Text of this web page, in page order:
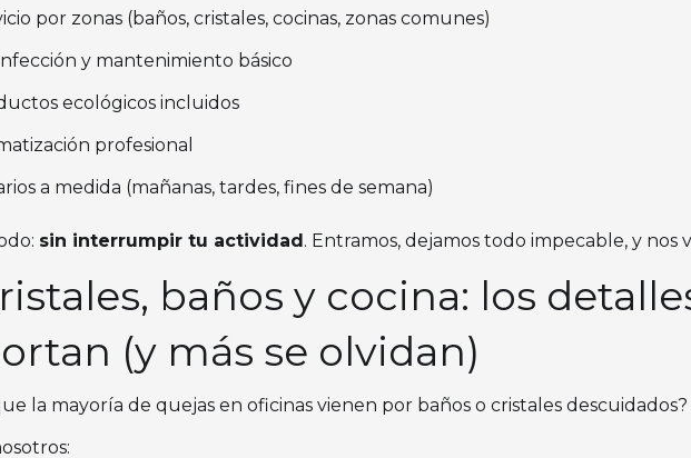
por zonas (baños, cristales, cocinas, zonas comunes)
y mantenimiento básico
ecológicos incluidos
profesional
a medida (mañanas, tardes, fines de semana)
sin interrumpir tu actividad. Entramos, dejamos todo impecable, y nos
baños y cocina: los
(y más se olvidan)
la mayoría de quejas en oficinas vienen por baños o cristales descuidados?